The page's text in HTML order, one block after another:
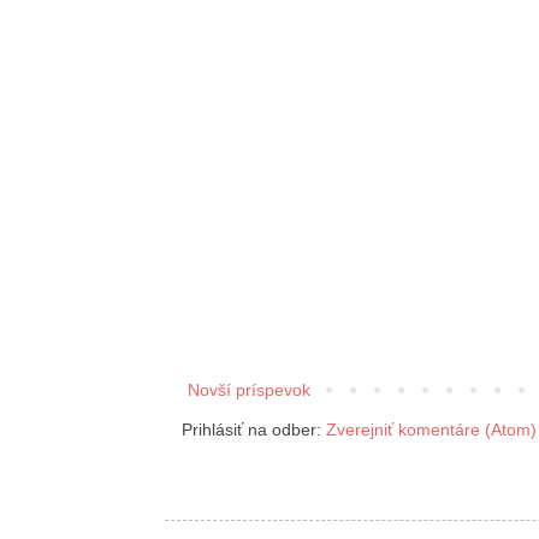
Novší príspevok
Prihlásiť na odber: Zverejniť komentáre (Atom)